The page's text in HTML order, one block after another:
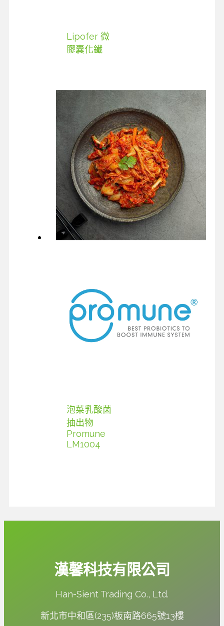
Lipofer 微
膠囊化鐵
泡菜乳酸菌
抽出物
Promune
LM1004
漢馨科技有限公司
Han-Sient Trading Co., Ltd.
新北市中和區(235)板南路665號13樓